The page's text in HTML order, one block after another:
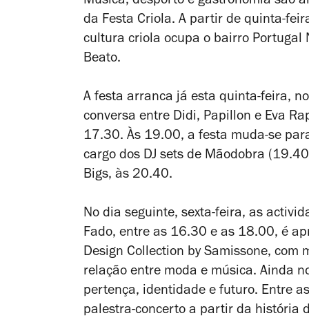
da Festa Criola. A partir de quinta-
cultura criola ocupa o bairro Portugal
Beato.
A festa arranca já esta quinta-feira,
conversa entre Didi, Papillon e Eva
17.30. Às 19.00, a festa muda-se
cargo dos DJ sets de Mãodobra
Bigs, às 20.40.
No dia seguinte, sexta-feira, as
Fado, entre as 16.30 e as 18.00, é
Design Collection by Samissone,
relação entre moda e música. Ainda
pertença, identidade e futuro. Entre
palestra-concerto a partir da história